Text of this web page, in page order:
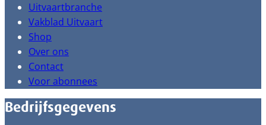
Uitvaartbranche
Vakblad Uitvaart
Shop
Over ons
Contact
Voor abonnees
Bedrijfsgegevens